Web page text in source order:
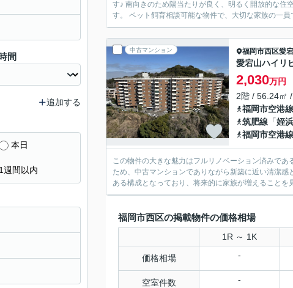
す♪ 南向きのため陽当たりが良く、明るく開放的な住
す。 ペット飼育相談可能な物件で、大切な家族の一
中古マンション 福岡市西区愛宕
愛宕山ハイリ
2,030万円
2階 / 56.24㎡
福岡市空港線
筑肥線 「姪浜
福岡市空港線
この物件の大きな魅力はフルリノベーション済みで
ため、中古マンションでありながら新築に近い清潔感と快適さを感じられます☆ 間取りは2LDKでリ
ある構成となっており、将来的に家族が増えること
福岡市西区の掲載物件の価格相場
1R ～ 1K
価格相場 -
空室件数 -
間
追加する
本日
1週間以内